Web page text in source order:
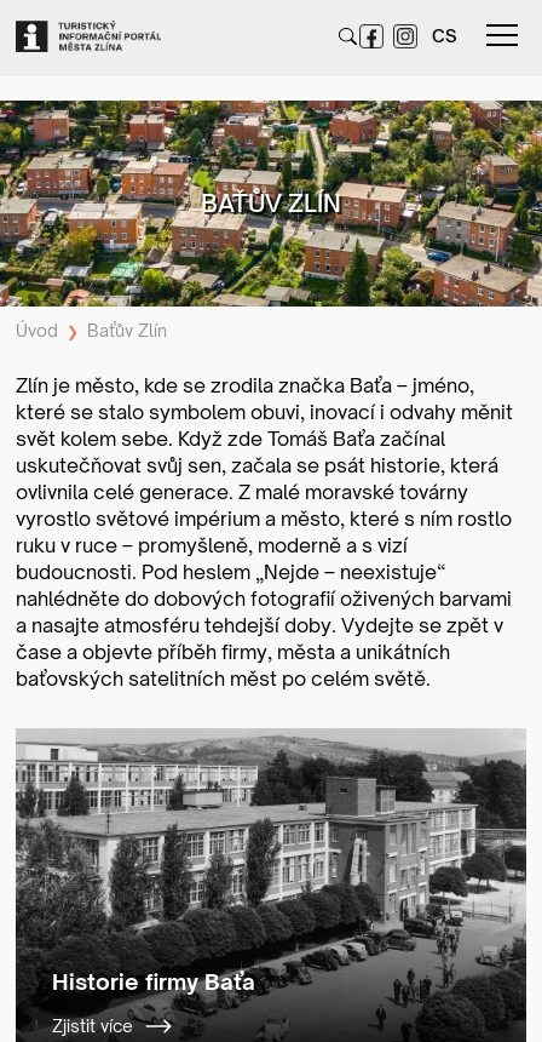
CS
BAŤŮV ZLÍN
Úvod ❯ Baťův Zlín
Zlín je město, kde se zrodila značka Baťa – jméno,
které se stalo symbolem obuvi, inovací i odvahy měnit
svět kolem sebe. Když zde Tomáš Baťa začínal
uskutečňovat svůj sen, začala se psát historie, která
ovlivnila celé generace. Z malé moravské továrny
vyrostlo světové impérium a město, které s ním rostlo
ruku v ruce – promyšleně, moderně a s vizí
budoucnosti. Pod heslem „Nejde – neexistuje“
nahlédněte do dobových fotografií oživených barvami
a nasajte atmosféru tehdejší doby. Vydejte se zpět v
čase a objevte příběh firmy, města a unikátních
baťovských satelitních měst po celém světě.
Historie firmy Baťa
Zjistit více